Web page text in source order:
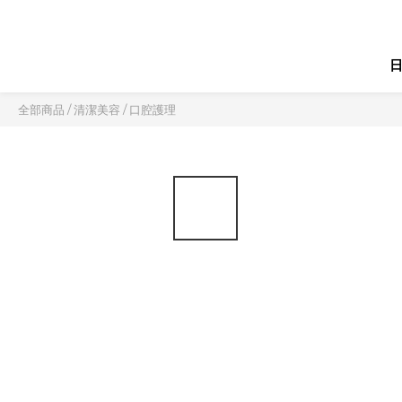
全部商品 /清潔美容 /口腔護理